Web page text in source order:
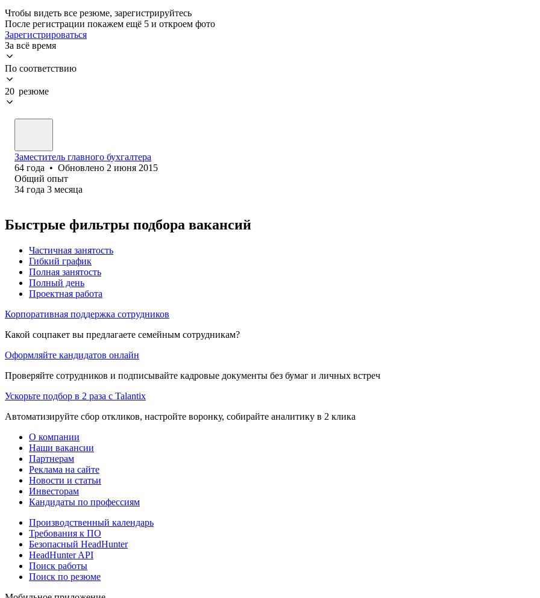
Чтобы видеть все резюме, зарегистрируйтесь
После регистрации покажем ещё 5 и откроем фото
Зарегистрироваться
За всё время
По соответствию
20 резюме
Заместитель главного бухгалтера
64 года • Обновлено 2 июня 2015
Общий опыт
34 года 3 месяца
Быстрые фильтры подбора вакансий
Частичная занятость
Гибкий график
Полная занятость
Полный день
Проектная работа
Корпоративная поддержка сотрудников
Какой соцпакет вы предлагаете семейным сотрудникам?
Оформляйте кандидатов онлайн
Проверяйте сотрудников и подписывайте кадровые документы без бумаг и личных встреч
Ускорьте подбор в 2 раза с Talantix
Автоматизируйте сбор откликов, настройте воронку, собирайте аналитику в 2 клика
О компании
Наши вакансии
Партнерам
Реклама на сайте
Новости и статьи
Инвесторам
Кандидаты по профессиям
Производственный календарь
Требования к ПО
Безопасный HeadHunter
HeadHunter API
Поиск работы
Поиск по резюме